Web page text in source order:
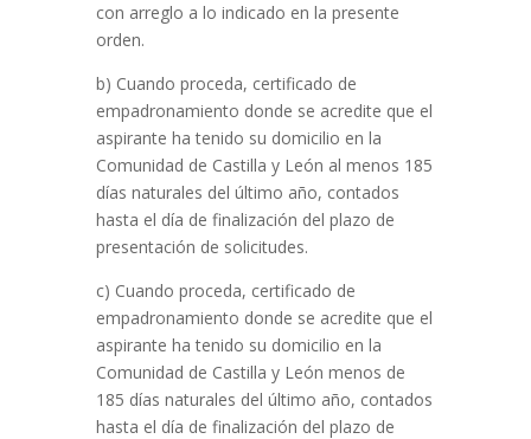
con arreglo a lo indicado en la presente
orden.
b) Cuando proceda, certificado de
empadronamiento donde se acredite que el
aspirante ha tenido su domicilio en la
Comunidad de Castilla y León al menos 185
días naturales del último año, contados
hasta el día de finalización del plazo de
presentación de solicitudes.
c) Cuando proceda, certificado de
empadronamiento donde se acredite que el
aspirante ha tenido su domicilio en la
Comunidad de Castilla y León menos de
185 días naturales del último año, contados
hasta el día de finalización del plazo de